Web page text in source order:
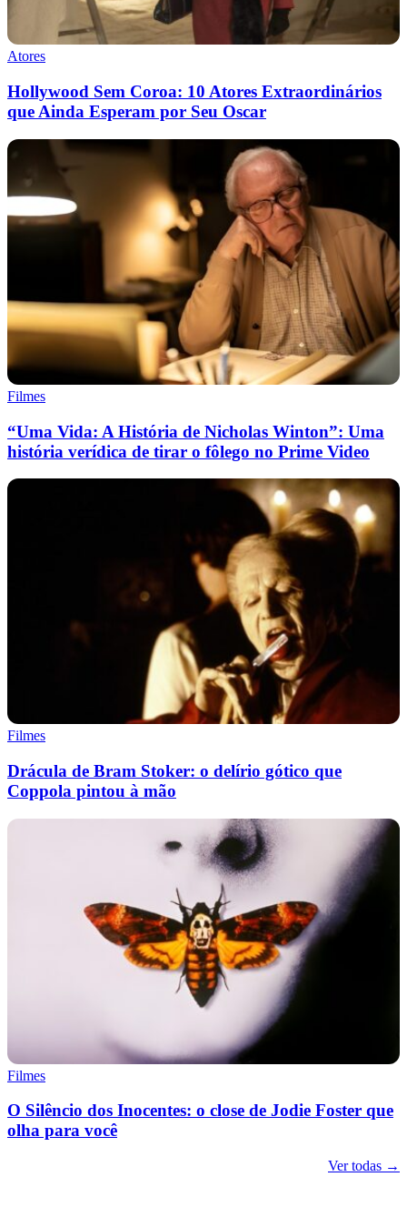
Atores
Hollywood Sem Coroa: 10 Atores Extraordinários
que Ainda Esperam por Seu Oscar
Filmes
“Uma Vida: A História de Nicholas Winton”: Uma
história verídica de tirar o fôlego no Prime Video
Filmes
Drácula de Bram Stoker: o delírio gótico que
Coppola pintou à mão
Filmes
O Silêncio dos Inocentes: o close de Jodie Foster que
olha para você
Ver todas →